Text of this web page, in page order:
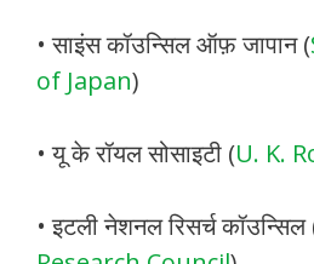
• साइंस कॉउन्सिल ऑफ़ जापान (
of Japan)
• यू के रॉयल सोसाइटी (U. K.
• इटली नेशनल रिसर्च कॉउन्सिल